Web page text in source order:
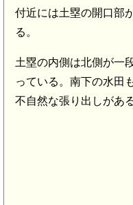
付近には土塁の開口部
る。
土塁の内側は北側が一
っている。南下の水田
不自然な張り出しがある